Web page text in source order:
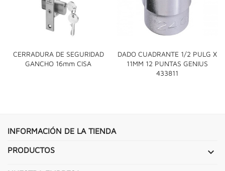
CERRADURA DE SEGURIDAD
GANCHO 16mm CISA
DADO CUADRANTE 1/2 PULG X
11MM 12 PUNTAS GENIUS
433811
INFORMACIÓN DE LA TIENDA
PRODUCTOS 